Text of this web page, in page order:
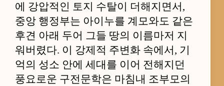
에 강압적인 토지 수탈이 더해지면서,
중앙 행정부는 아이누를 계모와도 같은
후견 아래 두어 그들 땅의 이름마저 지
워버렸다. 이 강제적 주변화 속에서, 기
억의 성소 안에 세대를 이어 전해지던
풍요로운 구전문학은 마침내 조부모의